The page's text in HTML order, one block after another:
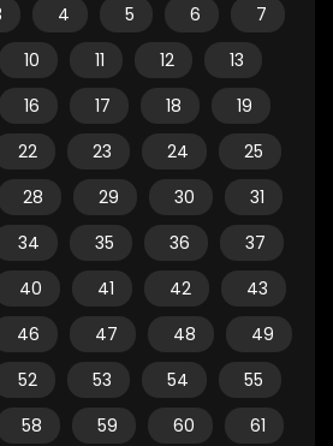
4 5 6
7
10 11 12
13
16 17 18
19
22 23 24
25
28 29 30
31
34 35 36
37
40 41 42
43
46 47 48
49
52 53 54
55
58 59 60
61